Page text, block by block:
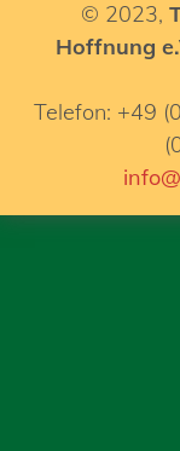
© 2023,
Hoffnung
Telefon: +49